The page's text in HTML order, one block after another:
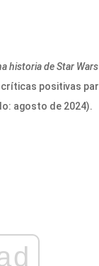
historia de Star Wars
críticas positivas
agosto de 2024).